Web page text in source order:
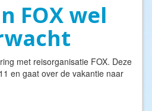
FOX wel
met reisorganisatie FOX. Deze
en gaat over de vakantie naar